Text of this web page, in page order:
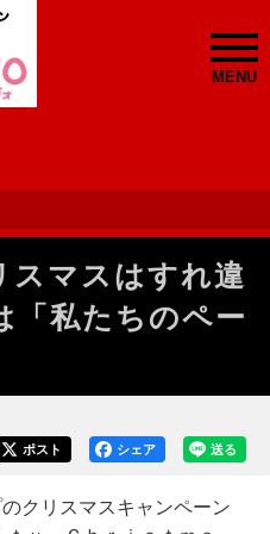
MENU
スマスはすれ違
私たちのペー
送る
シェア
ポスト
クリスマスキャンペーン